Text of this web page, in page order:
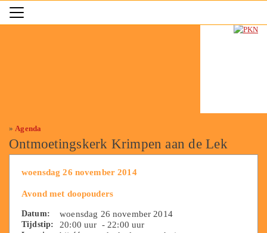
»Agenda
Ontmoetingskerk Krimpen aan de Lek
woensdag 26 november 2014
Avond met doopouders
Datum: woensdag 26 november 2014
Tijdstip: 20:00 uur - 22:00 uur